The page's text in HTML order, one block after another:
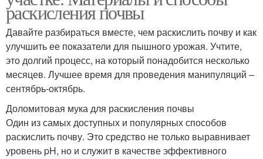
раскисления почвы
Давайте разбираться вместе, чем раскислить почву и как
улучшить ее показатели для пышного урожая. Учтите,
это долгий процесс, на который понадобится несколько
месяцев. Лучшее время для проведения манипуляций –
сентябрь-октябрь.
Доломитовая мука для раскисления почвы
Один из самых доступных и популярных способов
раскислить почву. Это средство не только выравнивает
уровень pH, но и служит в качестве эффективного